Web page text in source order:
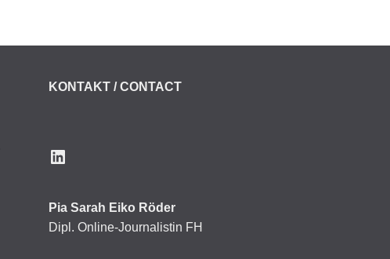
KONTAKT / CONTACT
LinkedIn
Pia Sarah Eiko Röder
Dipl. Online-Journalistin FH